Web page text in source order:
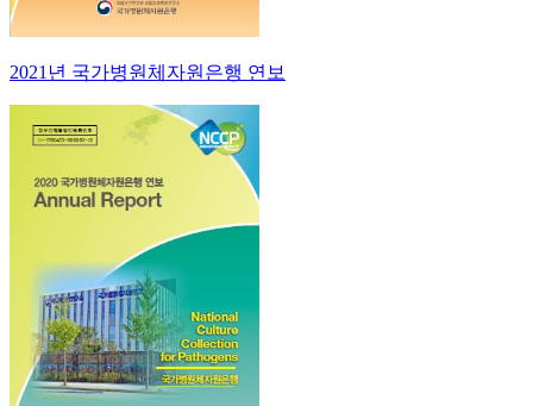
2021년 국가병원체자원은행 연보